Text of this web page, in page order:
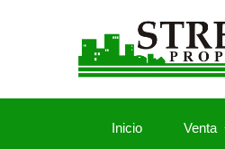
Inicio Venta